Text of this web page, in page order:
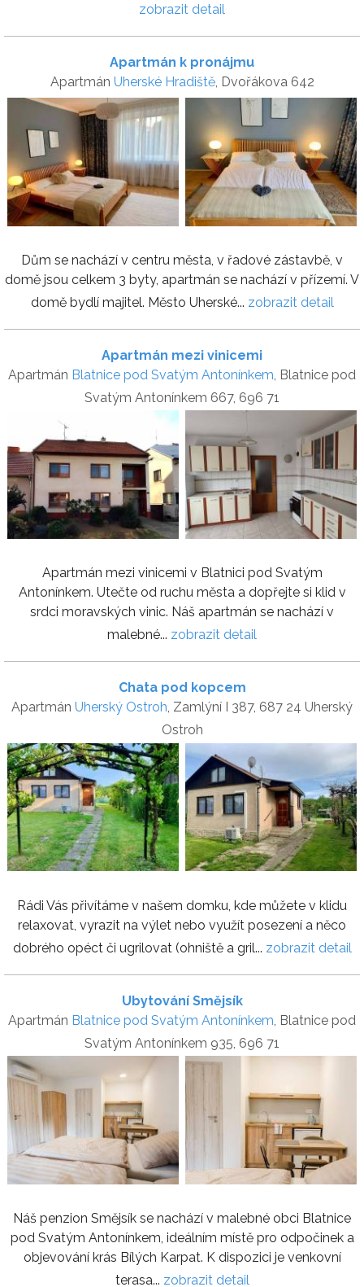
zobrazit detail
Apartmán k pronájmu
Apartmán Uherské Hradiště, Dvořákova 642
Dům se nachází v centru města, v řadové zástavbě, v
domě jsou celkem 3 byty, apartmán se nachází v přízemí. V
domě bydlí majitel. Město Uherské... zobrazit detail
Apartmán mezi vinicemi
Apartmán Blatnice pod Svatým Antonínkem, Blatnice pod
Svatým Antonínkem 667, 696 71
Apartmán mezi vinicemi v Blatnici pod Svatým
Antonínkem. Utečte od ruchu města a dopřejte si klid v
srdci moravských vinic. Náš apartmán se nachází v
malebné... zobrazit detail
Chata pod kopcem
Apartmán Uherský Ostroh, Zamlýní I 387, 687 24 Uherský
Ostroh
Rádi Vás přivítáme v našem domku, kde můžete v klidu
relaxovat, vyrazit na výlet nebo využít posezení a něco
dobrého opéct či ugrilovat (ohniště a gril... zobrazit detail
Ubytování Smějsík
Apartmán Blatnice pod Svatým Antonínkem , Blatnice pod
Svatým Antonínkem 935, 696 71
Náš penzion Smějsík se nachází v malebné obci Blatnice
pod Svatým Antonínkem, ideálním místě pro odpočinek a
objevování krás Bílých Karpat. K dispozici je venkovní
terasa... zobrazit detail